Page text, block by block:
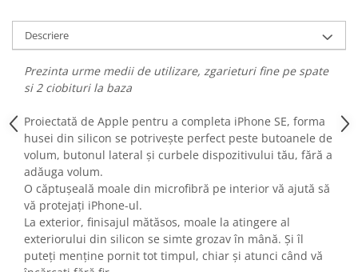
Ingrijire Locuinta
Purificatoare de aer
Fashion
Ceasuri barbatesti
Ceasuri dama
Cutii, curele si accesorii ceasuri
Genti si accesorii barbati
Genti si accesorii femei
Imbracaminte barbati
Imbracaminte femei
Imbracaminte si Incaltaminte copii
Descriere
Prezinta urme medii de utilizare, zgarieturi fine pe spate
si 2 ciobituri la baza
Proiectată de Apple pentru a completa iPhone SE, forma
husei din silicon se potrivește perfect peste butoanele de
volum, butonul lateral și curbele dispozitivului tău, fără a
adăuga volum.
O căptușeală moale din microfibră pe interior vă ajută să
vă protejați iPhone-ul.
La exterior, finisajul mătăsos, moale la atingere al
exteriorului din silicon se simte grozav în mână. Și îl
puteți menține pornit tot timpul, chiar și atunci când vă